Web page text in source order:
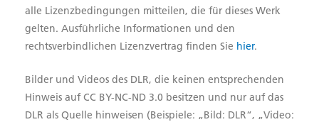
alle Lizenzbedingungen mitteilen, die für dieses Werk
gelten. Ausführliche Informationen und den
rechtsverbindlichen Lizenzvertrag finden Sie hier.
Bilder und Videos des DLR, die keinen entsprechenden
Hinweis auf CC BY-NC-ND 3.0 besitzen und nur auf das
DLR als Quelle hinweisen (Beispiele: „Bild: DLR“, „Video: